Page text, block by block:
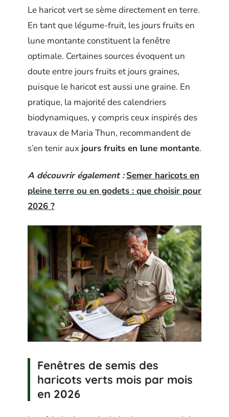
Le haricot vert se sème directement en terre.
En tant que légume-fruit, les jours fruits en
lune montante constituent la fenêtre
optimale. Certaines sources évoquent un
doute entre jours fruits et jours graines,
puisque le haricot est aussi une graine. En
pratique, la majorité des calendriers
biodynamiques, y compris ceux inspirés des
travaux de Maria Thun, recommandent de
s’en tenir aux jours fruits en lune montante.
A découvrir également : Semer haricots en
pleine terre ou en godets : que choisir pour
2026 ?
Fenêtres de semis des
haricots verts mois par mois
en 2026